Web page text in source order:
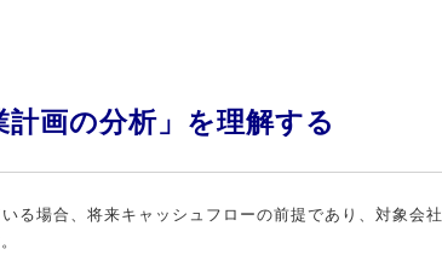
画の分析」を理解する
る場合、将来キャッシュフローの前提であり、対象会社